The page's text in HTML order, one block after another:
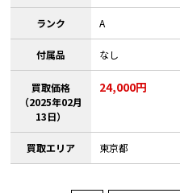
ランク A
付属品 なし
買取価格
（2025年02月
13日）
24,000円
買取エリア 東京都